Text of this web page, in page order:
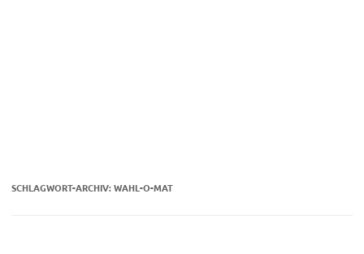
SCHLAGWORT-ARCHIV:WAHL-O-MAT